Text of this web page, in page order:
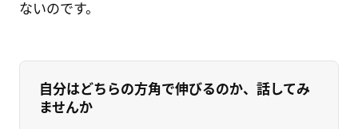
ないのです。
自分はどちらの方角で伸びるのか、話してみ
ませんか